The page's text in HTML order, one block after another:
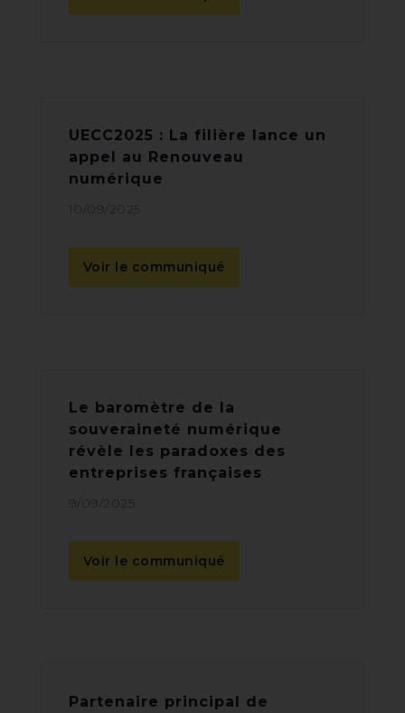
UECC2025 : La filière lance un
appel au Renouveau
numérique
10/09/2025
Voir le communiqué
Le baromètre de la
souveraineté numérique
révèle les paradoxes des
entreprises françaises
9/09/2025
Voir le communiqué
Partenaire principal de